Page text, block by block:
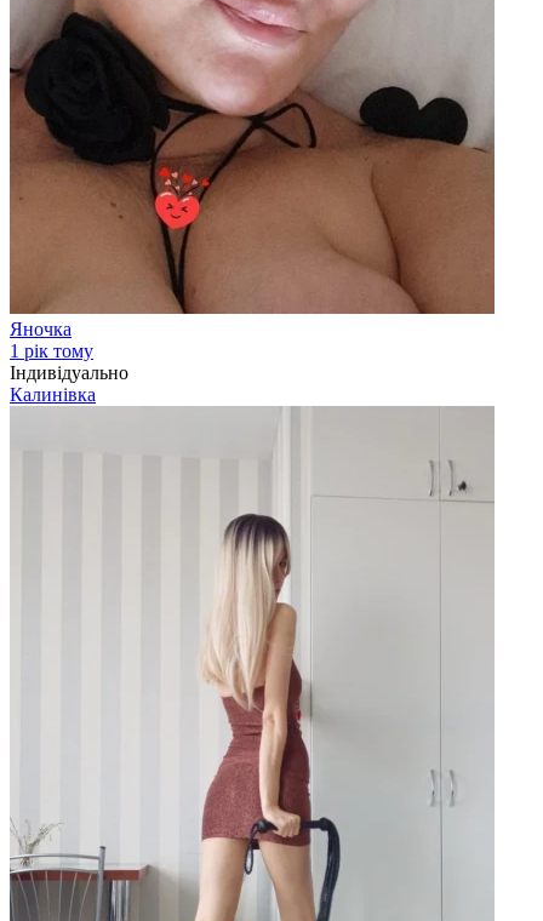
Яночка
1 рік тому
Індивідуально
Калинівка